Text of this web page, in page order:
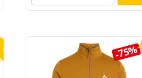
-75%